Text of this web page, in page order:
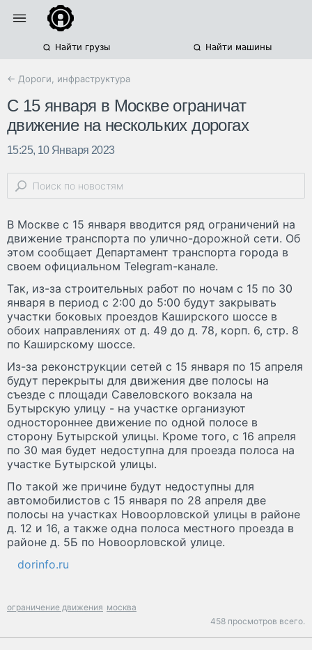
Найти грузы Найти машины
← Дороги, инфраструктура
С 15 января в Москве ограничат
движение на нескольких дорогах
15:25, 10 Января 2023
В Москве с 15 января вводится ряд ограничений на
движение транспорта по улично-дорожной сети. Об
этом сообщает Департамент транспорта города в
своем официальном Telegram-канале.
Так, из-за строительных работ по ночам с 15 по 30
января в период с 2:00 до 5:00 будут закрывать
участки боковых проездов Каширского шоссе в
обоих направлениях от д. 49 до д. 78, корп. 6, стр. 8
по Каширскому шоссе.
Из-за реконструкции сетей с 15 января по 15 апреля
будут перекрыты для движения две полосы на
съезде с площади Савеловского вокзала на
Бутырскую улицу - на участке организуют
одностороннее движение по одной полосе в
сторону Бутырской улицы. Кроме того, с 16 апреля
по 30 мая будет недоступна для проезда полоса на
участке Бутырской улицы.
По такой же причине будут недоступны для
автомобилистов с 15 января по 28 апреля две
полосы на участках Новоорловской улицы в районе
д. 12 и 16, а также одна полоса местного проезда в
районе д. 5Б по Новоорловской улице.
dorinfo.ru
ограничение движения москва
458 просмотров всего.